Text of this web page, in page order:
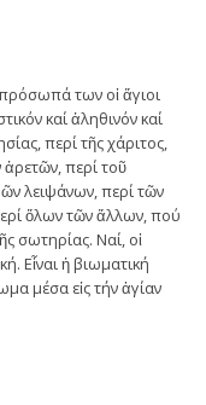
των οἱ ἅγιοι
καί ἀληθινόν καί
περί τῆς χάριτος,
περί τοῦ
λειψάνων, περί τῶν
ὅλων τῶν ἄλλων, πού
σωτηρίας. Ναί, οἱ
Εἶναι ἡ βιωματική
μέσα εἰς τήν ἁγίαν